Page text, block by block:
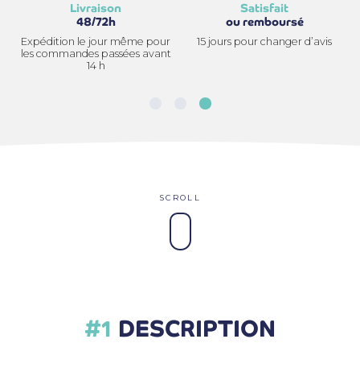
Livraison
48/72h
Expédition le jour même pour
les commandes passées avant
14 h
Satisfait
ou remboursé
15 jours pour changer d’avis
DESCRIPTION